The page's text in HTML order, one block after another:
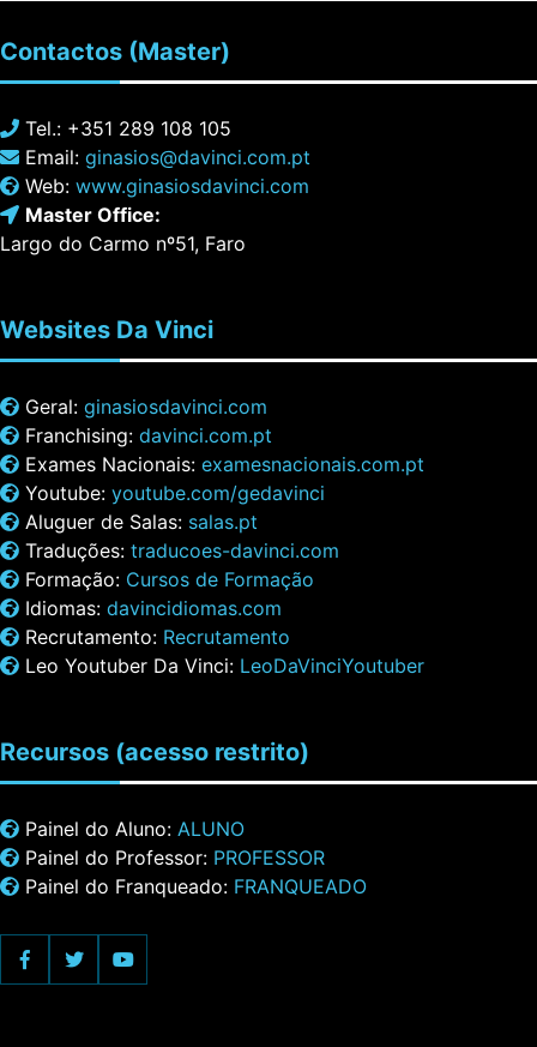
Contactos (Master)
Tel.: +351 289 108 105
Email: ginasios@davinci.com.pt
Web: www.ginasiosdavinci.com
Master Office:
Largo do Carmo nº51, Faro
Websites Da Vinci
Geral: ginasiosdavinci.com
Franchising: davinci.com.pt
Exames Nacionais: examesnacionais.com.pt
Youtube: youtube.com/gedavinci
Aluguer de Salas: salas.pt
Traduções: traducoes-davinci.com
Formação: Cursos de Formação
Idiomas: davincidiomas.com
Recrutamento: Recrutamento
Leo Youtuber Da Vinci: LeoDaVinciYoutuber
Recursos (acesso restrito)
Painel do Aluno: ALUNO
Painel do Professor: PROFESSOR
Painel do Franqueado: FRANQUEADO